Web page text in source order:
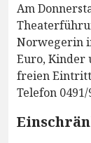
Am
Norwegerin
Euro, Kinder
freien
Telefon